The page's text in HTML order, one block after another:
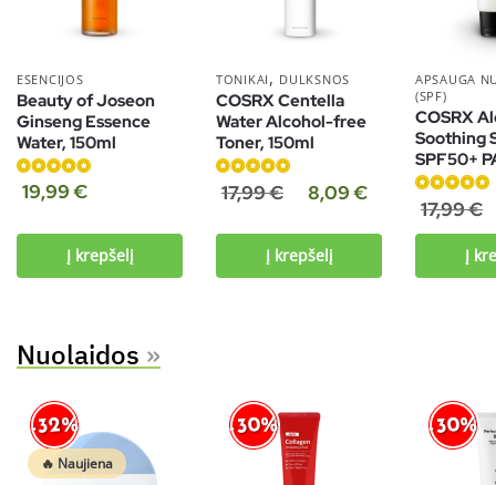
ESENCIJOS
Beauty of Joseon
Ginseng Essence
Water, 150ml
Įvertinimas:
19,99€
Į krepšelį
TONIKAI , DULKSNOS
COSRX Centella
Water Alcohol-free
Toner, 150ml
Įvertinimas:
5.00
17,99€ 8,09€
Į krepšelį
APSAUGA
(SPF)
COSRX
Soothing
SPF50+
Įvertinimas:
4.91
17,99€
Į
Nuolaidos »
-32%
🔥 Naujiena
-30% -30%